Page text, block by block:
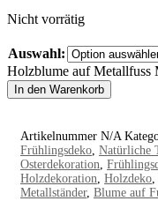
Nicht vorrätig
Auswahl:
Holzblume auf Metallfuss
In den Warenkorb
Artikelnummer N/A
Frühlingsdeko, Natürliche
Osterdekoration,
Holzdekoration, Holzdeko,
Metallständer, Blume auf